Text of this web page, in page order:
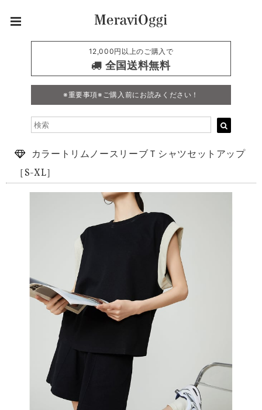
12,000円以上のご購入で
全国送料無料
※重要事項※ご購入前にお読みください！
カラートリムノースリーブＴシャツセットアップ
［S-XL］